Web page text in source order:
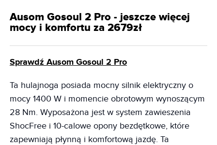
Ausom Gosoul 2 Pro - jeszcze więcej
mocy i komfortu za 2679zł
Sprawdź Ausom Gosoul 2 Pro
Ta hulajnoga posiada mocny silnik elektryczny o
mocy 1400 W i momencie obrotowym wynoszącym
28 Nm. Wyposażona jest w system zawieszenia
ShocFree i 10-calowe opony bezdętkowe, które
zapewniają płynną i komfortową jazdę. Ta